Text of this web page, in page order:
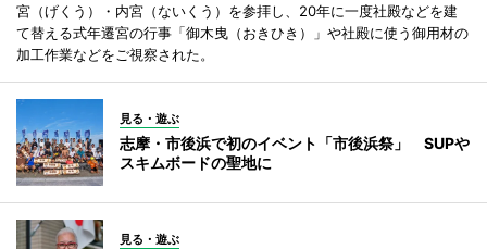
宮（げくう）・内宮（ないくう）を参拝し、20年に一度社殿などを建
て替える式年遷宮の行事「御木曳（おきひき）」や社殿に使う御用材の
加工作業などをご視察された。
見る・遊ぶ
志摩・市後浜で初のイベント「市後浜祭」 SUPや
スキムボードの聖地に
見る・遊ぶ